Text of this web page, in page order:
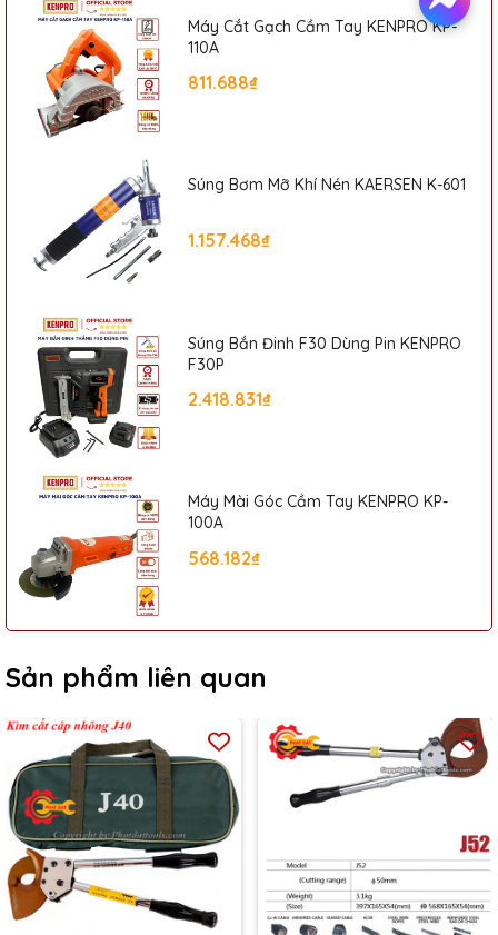
Website:sieuthiphatdat.vn
: sieuthiphatdat@gmail.com
Địa chỉ: Số 405 Đường Nguyễn Khoái, Phường Thanh Trì, Quận
Hoàng Mai, Hà Nội
Hotline:0835616818
Máy Cắt Gạch Cầm Tay KENPRO KP-
110A
811.688₫
Súng Bơm Mỡ Khí Nén KAERSEN K-601
1.157.468₫
Súng Bắn Đinh F30 Dùng Pin KENPRO
F30P
2.418.831₫
Máy Mài Góc Cầm Tay KENPRO KP-
100A
568.182₫
Sản phẩm liên quan